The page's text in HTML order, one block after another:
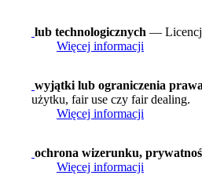
lub technologicznych —
Więcej informacji
wyjątki lub ograniczenia
użytku, fair use czy fair dealing.
Więcej informacji
ochrona wizerunku,
Więcej informacji